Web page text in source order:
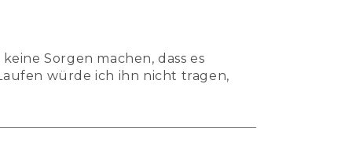
Sorgen machen, dass es
würde ich ihn nicht tragen,